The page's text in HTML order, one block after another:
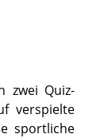
zwei Quiz-
verspielte
sportliche